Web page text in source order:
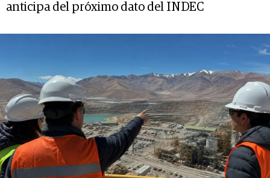
anticipa del próximo dato del INDEC